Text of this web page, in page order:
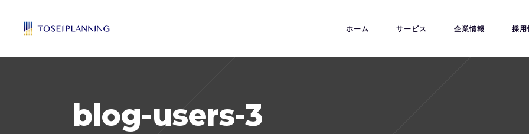
ホーム サービス 企業情報 採用
blog-users-3